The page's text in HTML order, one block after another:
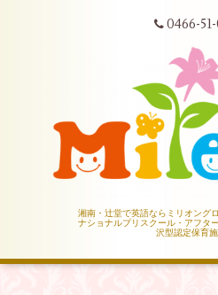
0466-51-
湘南・辻堂で英語ならミリオング
ナショナルプリスクール・アフタ
沢型認定保育